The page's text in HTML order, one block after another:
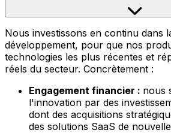
Nous investissons en continu dans
développement, pour que nos
technologies les plus récentes et
réels du secteur. Concrètement :
Engagement financier : nous
l'innovation par des
dont des acquisitions
des solutions SaaS de